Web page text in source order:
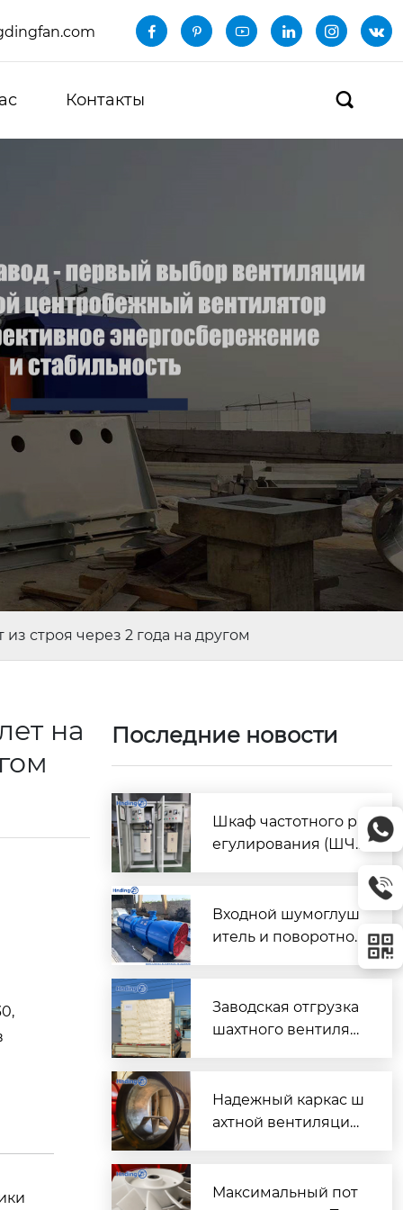
     
Контакты 
строя через 2 года на другом
на
Последние новости
Шкаф частотного р
егулирования (ШЧ
ext{ кВт}$
Входной шумоглуш
итель и поворотно-
вентилятора главно
го проветривания
Заводская отгрузка
шахтного вентилят
его объекта в Казах
стане
Надежный каркас ш
ахтной вентиляции:
DK
Максимальный пот